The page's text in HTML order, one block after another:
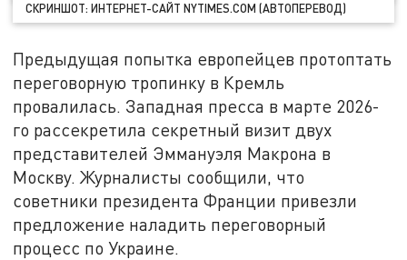
СКРИНШОТ: ИНТЕРНЕТ-САЙТ NYTIMES.COM (АВТОПЕРЕВОД)
Предыдущая попытка европейцев протоптать
переговорную тропинку в Кремль
провалилась. Западная пресса в марте 2026-
го рассекретила секретный визит двух
представителей Эммануэля Макрона в
Москву. Журналисты сообщили, что
советники президента Франции привезли
предложение наладить переговорный
процесс по Украине.